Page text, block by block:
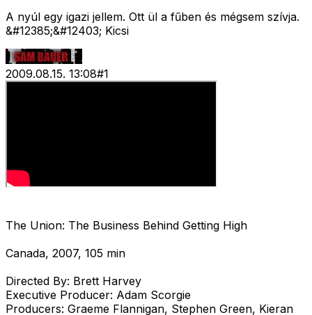
A nyúl egy igazi jellem. Ott ül a fűben és mégsem szívja.
&#12385;&#12403; Kicsi
2009.08.15. 13:08#1
The Union: The Business Behind Getting High
Canada, 2007, 105 min
Directed By: Brett Harvey
Executive Producer: Adam Scorgie
Producers: Graeme Flannigan, Stephen Green, Kieran